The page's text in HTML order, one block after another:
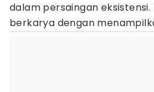
dalam persaingan eksistensi.
berkarya dengan